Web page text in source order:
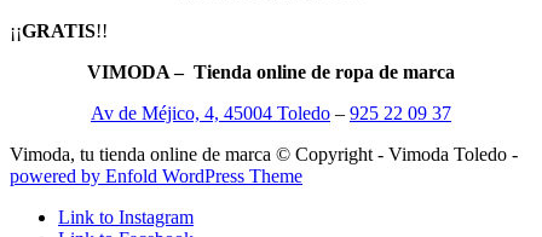
¡¡GRATIS!!
VIMODA – Tienda online de ropa de marca
Av de Méjico, 4, 45004 Toledo – 925 22 09 37
Vimoda, tu tienda online de marca © Copyright - Vimoda Toledo -
powered by Enfold WordPress Theme
Link to Instagram